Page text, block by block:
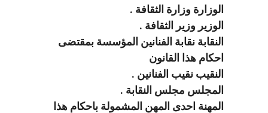
الوزارة وزارة الثقافة .
الوزير وزير الثقافة .
النقابة نقابة الفنانين المؤسسة بمقتضى
احكام هذا القانون
النقيب نقيب الفنانين .
المجلس مجلس النقابة .
المهنة احدى المهن المشمولة باحكام هذا